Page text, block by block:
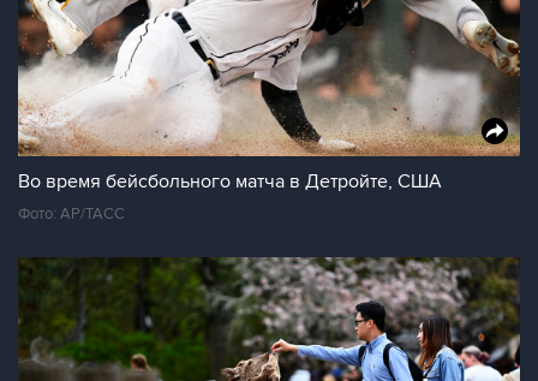
Во время бейсбольного матча в Детройте, США
Фото: АР/ТАСС